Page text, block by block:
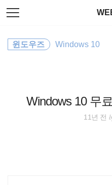
본
문
로
Windows 10 무
윈도우즈 Windows 10
11년 전
색
JavaScript